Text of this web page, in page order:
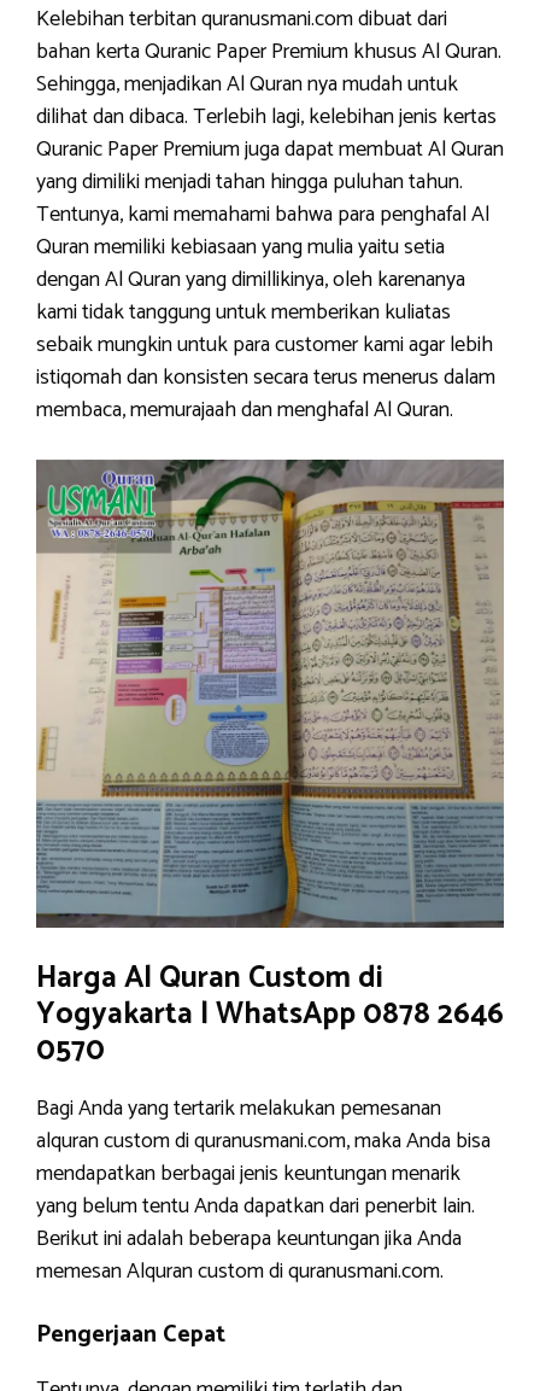
Kelebihan terbitan quranusmani.com dibuat dari
bahan kerta Quranic Paper Premium khusus Al Quran.
Sehingga, menjadikan Al Quran nya mudah untuk
dilihat dan dibaca. Terlebih lagi, kelebihan jenis kertas
Quranic Paper Premium juga dapat membuat Al Quran
yang dimiliki menjadi tahan hingga puluhan tahun.
Tentunya, kami memahami bahwa para penghafal Al
Quran memiliki kebiasaan yang mulia yaitu setia
dengan Al Quran yang dimillikinya, oleh karenanya
kami tidak tanggung untuk memberikan kuliatas
sebaik mungkin untuk para customer kami agar lebih
istiqomah dan konsisten secara terus menerus dalam
membaca, memurajaah dan menghafal Al Quran.
Harga Al Quran Custom di
Yogyakarta | WhatsApp 0878 2646
0570
Bagi Anda yang tertarik melakukan pemesanan
alquran custom di quranusmani.com, maka Anda bisa
mendapatkan berbagai jenis keuntungan menarik
yang belum tentu Anda dapatkan dari penerbit lain.
Berikut ini adalah beberapa keuntungan jika Anda
memesan Alquran custom di quranusmani.com.
Pengerjaan Cepat